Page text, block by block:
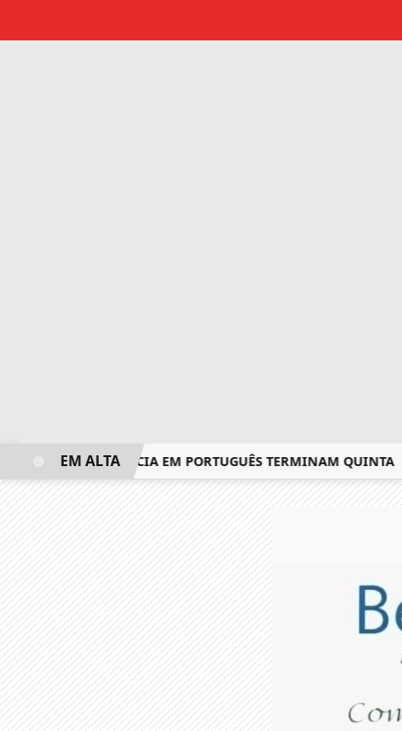
DE PROFICIÊNCIA EM PORTUGUÊS TERMINAM QUINTA
EM ALTA